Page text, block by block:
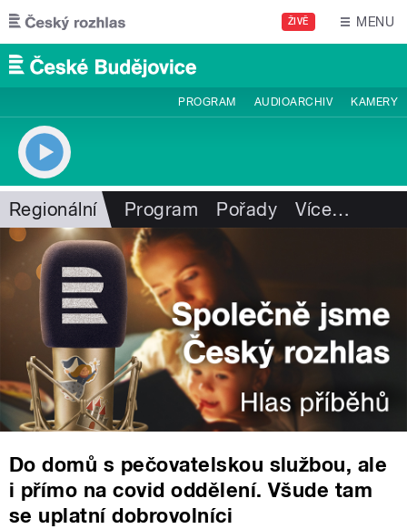
Přejít k hlavnímu obsahu
ŽIVĚ MENU
PROGRAM AUDIOARCHIV KAMERY
Regionální Program Pořady Více…
Do domů s pečovatelskou službou, ale
i přímo na covid oddělení. Všude tam
se uplatní dobrovolníci